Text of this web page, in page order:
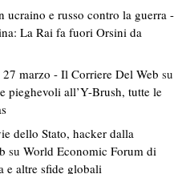
ucraino e russo contro la guerra -
La Rai fa fuori Orsini da
marzo - Il Corriere Del Web su
pieghevoli all’Y-Brush, tutte le
dello Stato, hacker dalla
su World Economic Forum di
e altre sfide globali